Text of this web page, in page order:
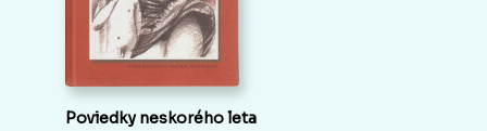
Poviedky neskorého leta